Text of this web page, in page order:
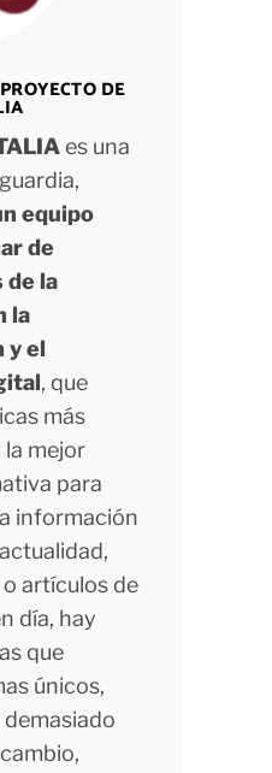
DE
es una
equipo
de
de la
la
y el
, que
más
mejor
para
información
artículos de
día, hay
que
únicos,